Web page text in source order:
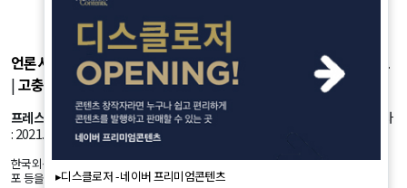
▸디스클로저 - 네이버 프리미엄콘텐츠
언론사소개 |개인정보취급방침|광고후원 부가서비스|기사제보
|고충처리 |청소년보호정책
프레스룸
: 서울시 강서구 공항대로 45길 25 등록번호: 서울 아53981 등록일자
: 2021.10.18 발행인: 정유란 편집인: 신한진
한국외신뉴스의 모든 콘텐츠(기사)는 저작권법의 보호를 받는바, 무단 전재, 복사, 배
포 등을 금합니다.